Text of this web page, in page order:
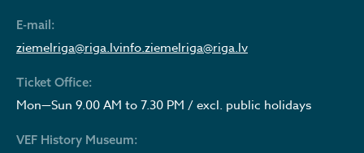
E-mail:
ziemelriga@riga.lvinfo.ziemelriga@riga.lv
Ticket Office:
Mon—Sun 9.00 AM to 7.30 PM / excl. public holidays
VEF History Museum: